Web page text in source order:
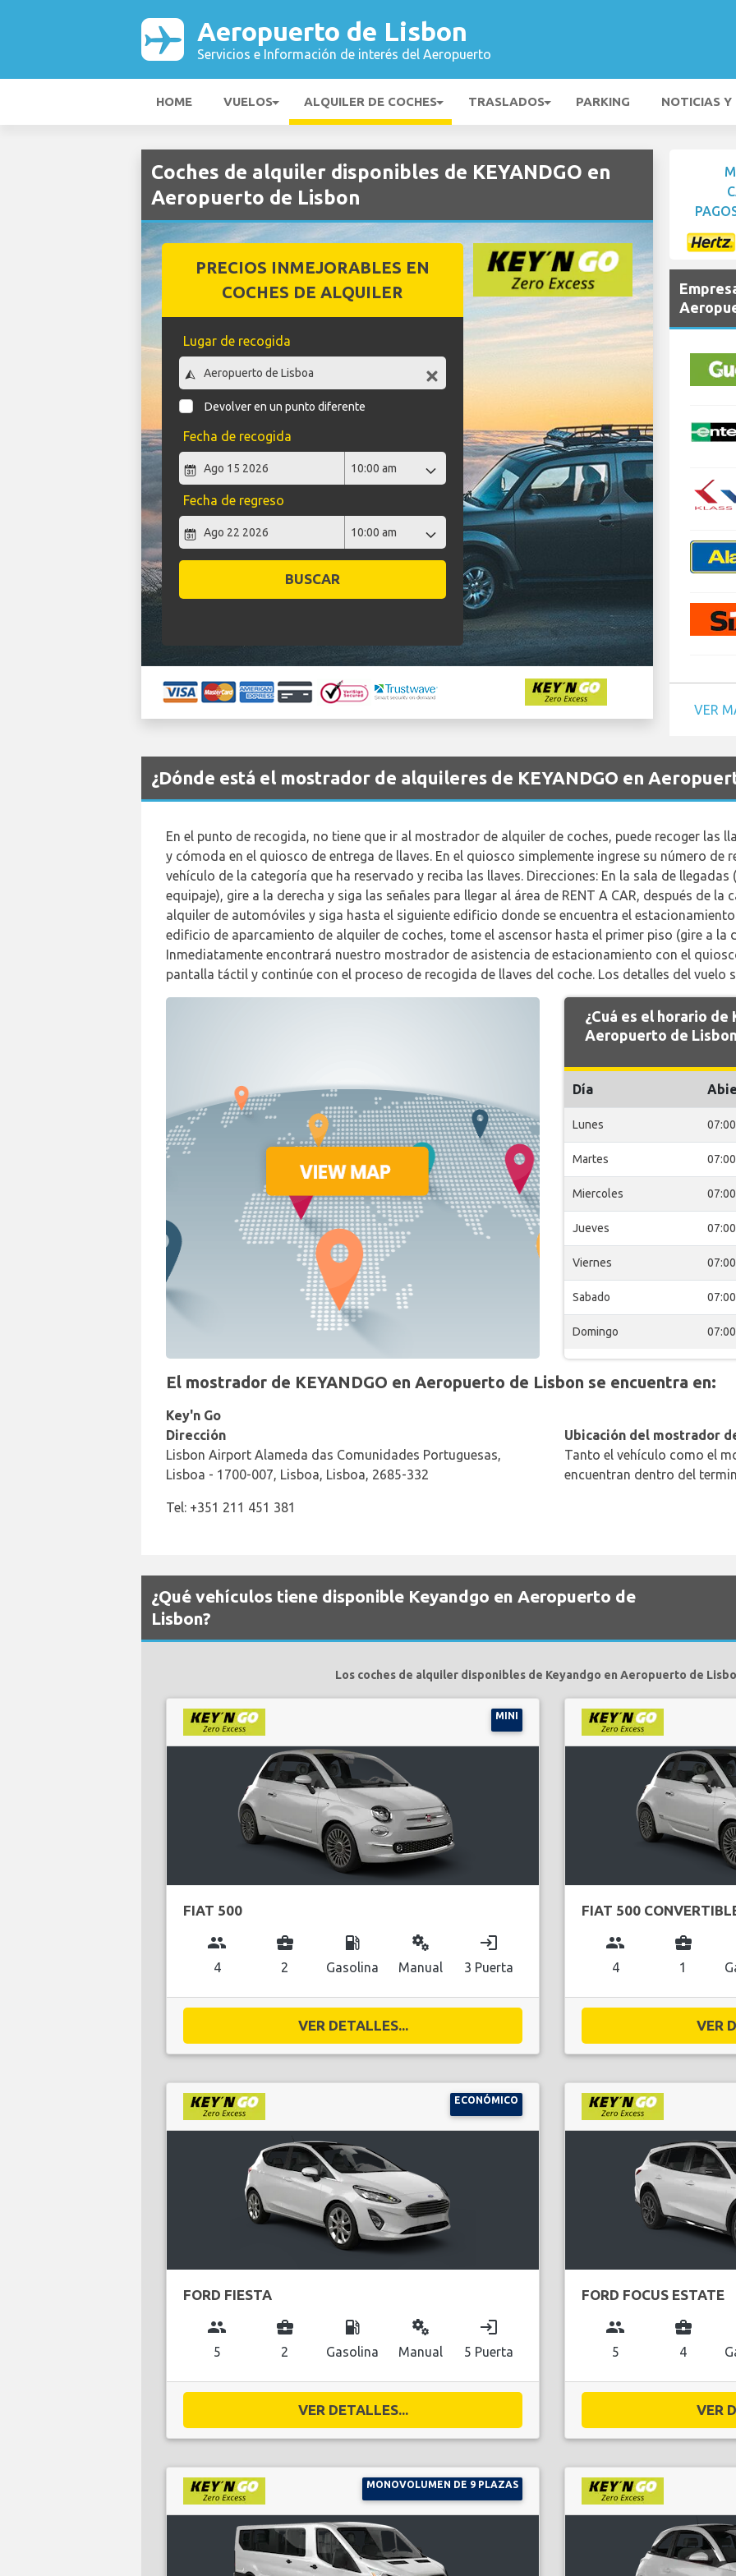
Aeropuerto de Lisbon
Servicios e Información de interés del Aeropuerto
HOME VUELOS ALQUILER DE COCHES TRASLADOS PARKING NOTICIAS Y
Coches de alquiler disponibles de KEYANDGO en
Aeropuerto de Lisbon
PRECIOS INMEJORABLES EN
COCHES DE ALQUILER
Lugar de recogida
Devolver en un punto diferente
Fecha de recogida
Fecha de regreso
BUSCAR
VER
¿Dónde está el mostrador de alquileres de KEYANDGO en
En el punto de recogida, no tiene que ir al mostrador de alquiler de coches, puede recoger las
y cómoda en el quiosco de entrega de llaves. En el quiosco simplemente ingrese su número de
vehículo de la categoría que ha reservado y reciba las llaves. Direcciones: En la sala de llegadas
equipaje), gire a la derecha y siga las señales para llegar al área de RENT A CAR, después de la
alquiler de automóviles y siga hasta el siguiente edificio donde se encuentra el
edificio de aparcamiento de alquiler de coches, tome el ascensor hasta el primer piso (gire a la
Inmediatamente encontrará nuestro mostrador de asistencia de estacionamiento con el
pantalla táctil y continúe con el proceso de recogida de llaves del coche. Los detalles del vuelo
¿Cuá es el horario de
Aeropuerto de
Día
Lunes 07:00
Martes 07:00
Miercoles 07:00
Jueves 07:00
Viernes 07:00
Sabado 07:00
Domingo 07:00
El mostrador de KEYANDGO en Aeropuerto de Lisbon se encuentra en:
Key'n Go
Dirección
Lisbon Airport Alameda das Comunidades Portuguesas,
Lisboa - 1700-007, Lisboa, Lisboa, 2685-332
Tel: +351 211 451 381
Ubicación del mostrador
Tanto el vehículo como el
encuentran dentro del
¿Qué vehículos tiene disponible Keyandgo en Aeropuerto de
Lisbon?
Los coches de alquiler disponibles de Keyandgo en Aeropuerto de
MINI
FIAT 500
group
4
business_center
2
local_gas_station
Gasolina
miscellaneous_services
Manual
login
3 Puerta
VER DETALLES...
FIAT 500
group
4
business_center
1
VER
ECONÓMICO
FORD FIESTA
group
5
business_center
2
local_gas_station
Gasolina
miscellaneous_services
Manual
login
5 Puerta
VER DETALLES...
FORD FOCUS ESTATE
group
5
business_center
4
VER
MONOVOLUMEN DE 9 PLAZAS